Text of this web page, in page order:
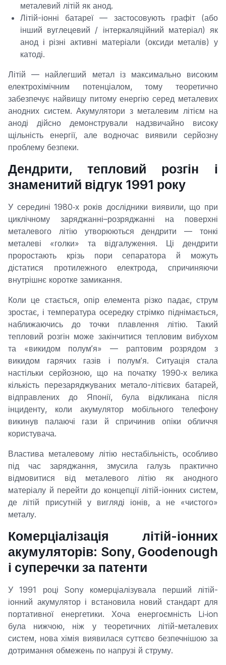
металевий літій як анод.
Літій-іонні батареї — застосовують графіт (або
інший вуглецевий / інтеркаляційний матеріал) як
анод і різні активні матеріали (оксиди металів) у
катоді.
Літій — найлегший метал із максимально високим
електрохімічним потенціалом, тому теоретично
забезпечує найвищу питому енергію серед металевих
анодних систем. Акумулятори з металевим літієм на
аноді дійсно демонстрували надзвичайно високу
щільність енергії, але водночас виявили серйозну
проблему безпеки.
Дендрити, тепловий розгін і
знаменитий відгук 1991 року
У середині 1980‑х років дослідники виявили, що при
циклічному заряджанні–розряджанні на поверхні
металевого літію утворюються дендрити — тонкі
металеві «голки» та відгалуження. Ці дендрити
проростають крізь пори сепаратора й можуть
дістатися протилежного електрода, спричиняючи
внутрішнє коротке замикання.
Коли це стається, опір елемента різко падає, струм
зростає, і температура осередку стрімко піднімається,
наближаючись до точки плавлення літію. Такий
тепловий розгін може закінчитися тепловим вибухом
та «викидом полум’я» — раптовим розрядом з
викидом гарячих газів і полум’я. Ситуація стала
настільки серйозною, що на початку 1990‑х велика
кількість перезаряджуваних метало-літієвих батарей,
відправлених до Японії, була відкликана після
інциденту, коли акумулятор мобільного телефону
викинув палаючі гази й спричинив опіки обличчя
користувача.
Властива металевому літію нестабільність, особливо
під час заряджання, змусила галузь практично
відмовитися від металевого літію як анодного
матеріалу й перейти до концепції літій-іонних систем,
де літій присутній у вигляді іонів, а не «чистого»
металу.
Комерціалізація літій-іонних
акумуляторів: Sony, Goodenough
і суперечки за патенти
У 1991 році Sony комерціалізувала перший літій-
іонний акумулятор і встановила новий стандарт для
портативної енергетики. Хоча енергоємність Li‑ion
була нижчою, ніж у теоретичних літій-металевих
систем, нова хімія виявилася суттєво безпечнішою за
дотримання обмежень по напрузі й струму.